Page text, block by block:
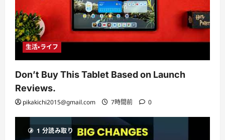
生活・ライフ
Don’t Buy This Tablet Based on Launch
Reviews.
pikakichi2015@gmail.com 7時間前 0
1 分読み取り